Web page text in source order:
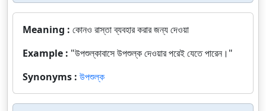
Meaning : কোনও রাস্তা ব্যবহার করার জন্য দেওয়া
Example : "উপশুল্কাবাসে উপশুল্ক দেওয়ার পরেই যেতে পারেন।"
Synonyms : উপশুল্ক